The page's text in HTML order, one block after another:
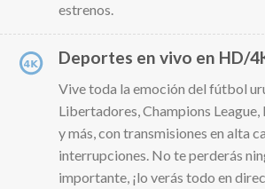
estrenos.
Deportes en vivo en HD/
Vive toda la emoción del fútbol
Libertadores, Champions League,
y más, con transmisiones en alta
interrupciones. No te perderás
importante, ¡lo verás todo en